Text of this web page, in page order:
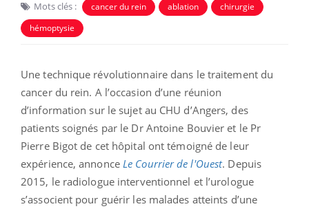
Mots clés : cancer du rein ablation
chirurgie
hémoptysie
Une technique révolutionnaire dans le traitement du
cancer du rein. A l’occasion d’une réunion
d’information sur le sujet au CHU d’Angers, des
patients soignés par le Dr Antoine Bouvier et le Pr
Pierre Bigot de cet hôpital ont témoigné de leur
expérience, annonce Le Courrier de l'Ouest. Depuis
2015, le radiologue interventionnel et l’urologue
s’associent pour guérir les malades atteints d’une